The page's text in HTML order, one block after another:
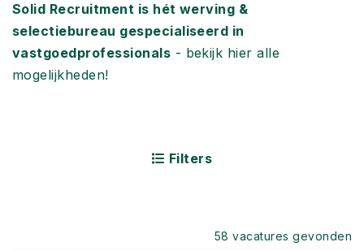
Solid Recruitment is hét werving &
selectiebureau gespecialiseerd in
vastgoedprofessionals - bekijk hier alle
mogelijkheden!
Filters
58 vacatures gevonden